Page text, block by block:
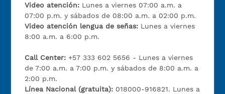
Video atención: Lunes a viernes 07:00 a.m. a
07:00 p.m. y sábados de 08:00 a.m. a 02:00 p.m.
Video atención lengua de señas: Lunes a viernes
8:00 a.m. a 6:00 p.m.
Call Center:+57 333 602 5656 - Lunes a viernes
de 7:00 a.m. a 7:00 p.m. y sábados de 8:00 a.m. a
2:00 p.m.
Línea Nacional (gratuita): 018000-916821. Lunes a